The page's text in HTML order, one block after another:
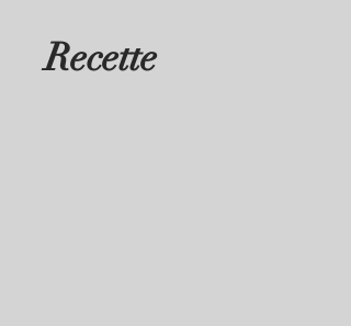
Recette